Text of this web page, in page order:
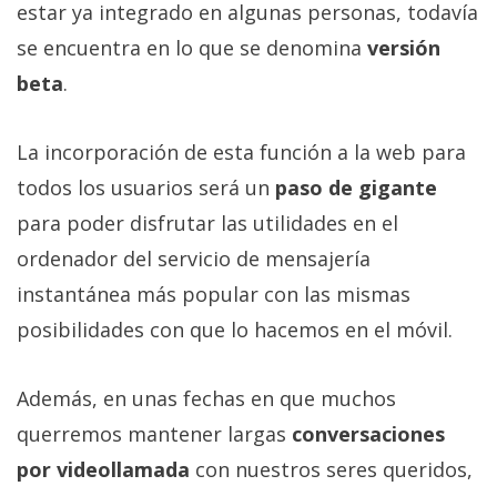
Aviso
Legal
El medio de
comunicación
digital donde
encontrarás
todas las
noticias sobre
móviles,
ordenadores,
apps,
comparativas,
tutoriales.
estar ya integrado en algunas personas, todavía
se encuentra en lo que se denomina versión
beta.
La incorporación de esta función a la web para
todos los usuarios será un paso de gigante
para poder disfrutar las utilidades en el
ordenador del servicio de mensajería
instantánea más popular con las mismas
posibilidades con que lo hacemos en el móvil.
Además, en unas fechas en que muchos
querremos mantener largas conversaciones
por videollamada con nuestros seres queridos,